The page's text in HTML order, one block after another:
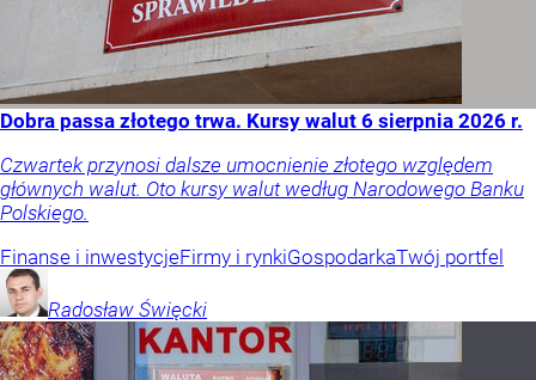
Dobra passa złotego trwa. Kursy walut 6 sierpnia 2026 r.
Czwartek przynosi dalsze umocnienie złotego względem
głównych walut. Oto kursy walut według Narodowego Banku
Polskiego.
Finanse i inwestycjeFirmy i rynkiGospodarkaTwój portfel
Radosław Święcki